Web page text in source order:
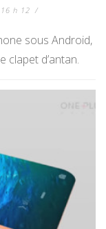
h 12 /
sous Android,
clapet d’antan.